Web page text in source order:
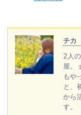
チカ
2人
屋。
もや
と、
から
す。